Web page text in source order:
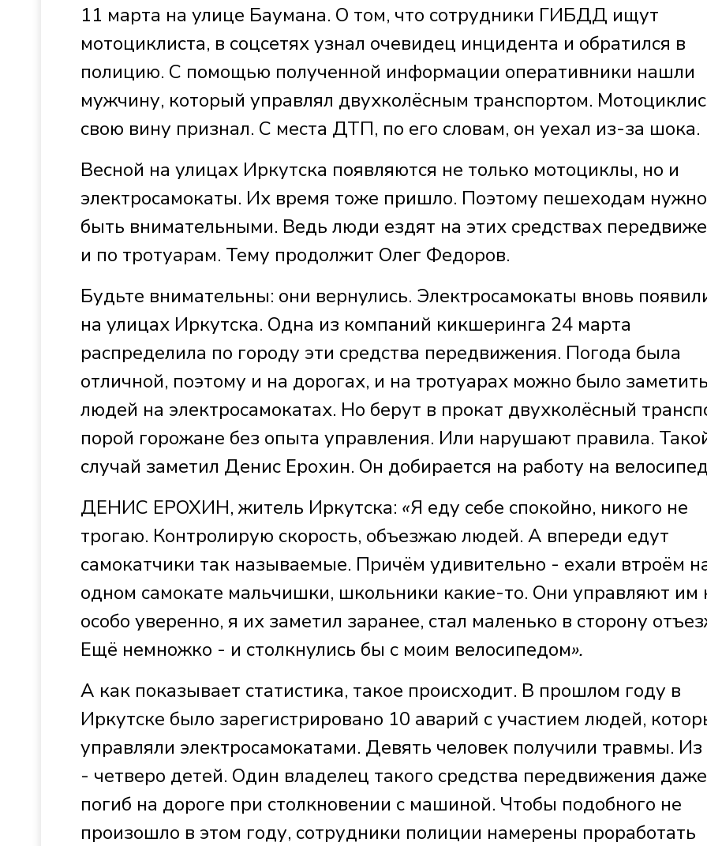
11 марта на улице Баумана. О том, что сотрудники ГИБДД ищут
мотоциклиста, в соцсетях узнал очевидец инцидента и обратился в
полицию. С помощью полученной информации оперативники нашли
мужчину, который управлял двухколёсным транспортом.
свою вину признал. С места ДТП, по его словам, он уехал из-за шока.
Весной на улицах Иркутска появляются не только мотоциклы, но и
электросамокаты. Их время тоже пришло. Поэтому пешеходам нужно
быть внимательными. Ведь люди ездят на этих средствах
и по тротуарам. Тему продолжит Олег Федоров.
Будьте внимательны: они вернулись. Электросамокаты вновь
на улицах Иркутска. Одна из компаний кикшеринга 24 марта
распределила по городу эти средства передвижения. Погода была
отличной, поэтому и на дорогах, и на тротуарах можно было заметить
людей на электросамокатах. Но берут в прокат двухколёсный
порой горожане без опыта управления. Или нарушают правила.
случай заметил Денис Ерохин. Он добирается на работу на
ДЕНИС ЕРОХИН, житель Иркутска: «Я еду себе спокойно, никого не
трогаю. Контролирую скорость, объезжаю людей. А впереди едут
самокатчики так называемые. Причём удивительно - ехали втроём
одном самокате мальчишки, школьники какие-то. Они управляют им
особо уверенно, я их заметил заранее, стал маленько в сторону
Ещё немножко - и столкнулись бы с моим велосипедом».
А как показывает статистика, такое происходит. В прошлом году в
Иркутске было зарегистрировано 10 аварий с участием людей,
управляли электросамокатами. Девять человек получили травмы.
- четверо детей. Один владелец такого средства передвижения даже
погиб на дороге при столкновении с машиной. Чтобы подобного не
произошло в этом году, сотрудники полиции намерены проработать